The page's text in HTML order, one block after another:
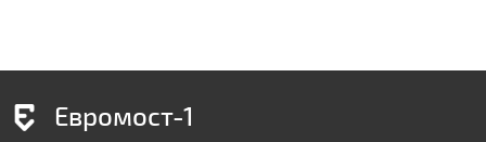
Евромост-1